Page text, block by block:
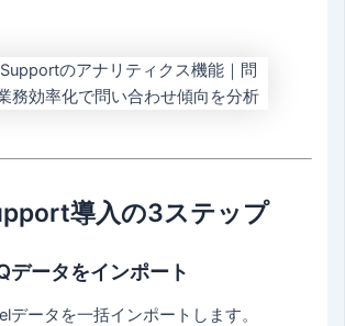
導入の3ステップ
データをインポート
データを一括インポートします。